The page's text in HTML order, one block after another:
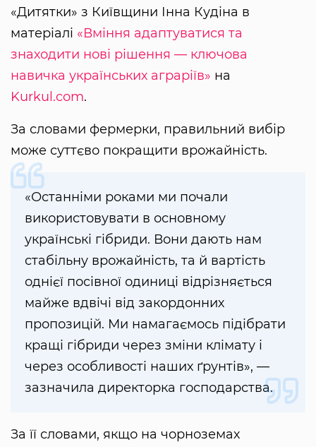
«Дитятки» з Київщини Інна Кудіна в
матеріалі «Вміння адаптуватися та
знаходити нові рішення — ключова
навичка українських аграріїв» на
Kurkul.com.
За словами фермерки, правильний вибір
може суттєво покращити врожайність.
«Останніми роками ми почали
використовувати в основному
українські гібриди. Вони дають нам
стабільну врожайність, та й вартість
однієї посівної одиниці відрізняється
майже вдвічі від закордонних
пропозицій. Ми намагаємось підібрати
кращі гібриди через зміни клімату і
через особливості наших ґрунтів», —
зазначила директорка господарства.
За її словами, якщо на чорноземах